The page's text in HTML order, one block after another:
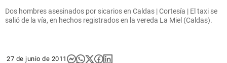
Dos hombres asesinados por sicarios en Caldas | Cortesía | El taxi se
salió de la vía, en hechos registrados en la vereda La Miel (Caldas).
27 de junio de 2011